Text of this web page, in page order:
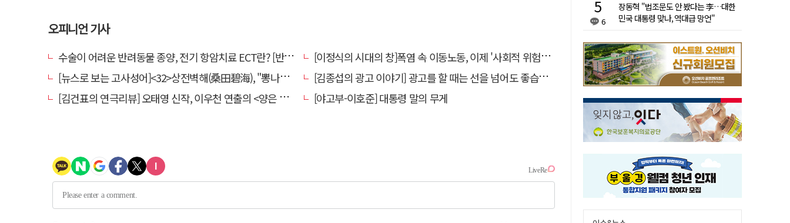
오피니언 기사
수술이 어려운 반려동물 종양, 전기 항암치료 ECT란? [반려동물 건강톡톡]
[이정식의 시대의 창]폭염 속 이동노동, 이제 '사회적 위험 관리'로 전환할 때
[뉴스로 보는 고사성어]<32>상전벽해(桑田碧海), "뽕나무밭이 푸른 바다가 되었다."
[김종섭의 광고 이야기] 광고를 할 때는 선을 넘어도 좋습니다.
[김건표의 연극리뷰] 오태영 신작, 이우천 연출의 <양은 양순하다>"국민을 온순한 양으로 길들이는 전체주의적 정치의 알레고리"
[야고부-이호준] 대통령 말의 무게
6
장동혁 "법조문도 안 봤다는 李…대한
민국 대통령 맞나, 역대급 망언"